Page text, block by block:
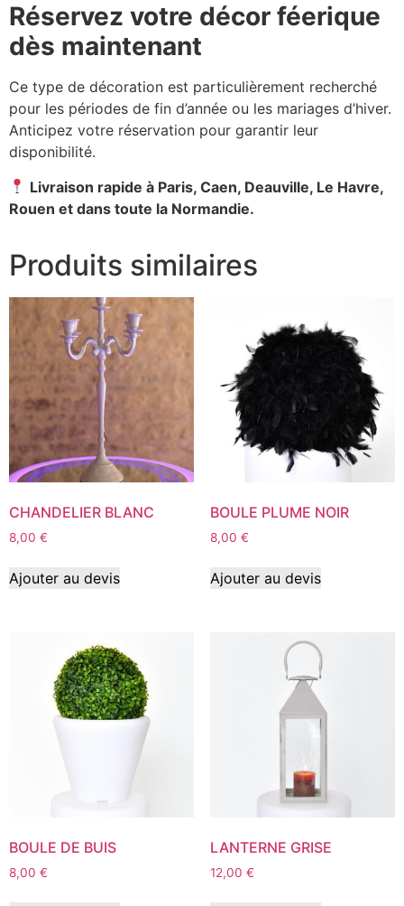
Réservez votre décor féerique
dès maintenant
Ce type de décoration est particulièrement recherché
pour les périodes de fin d’année ou les mariages d’hiver.
Anticipez votre réservation pour garantir leur
disponibilité.
Livraison rapide à Paris, Caen, Deauville, Le Havre,
Rouen et dans toute la Normandie.
Produits similaires
CHANDELIER BLANC
8,00 €
Ajouter au devis
BOULE PLUME NOIR
8,00 €
Ajouter au devis
BOULE DE BUIS
8,00 €
LANTERNE GRISE
12,00 €